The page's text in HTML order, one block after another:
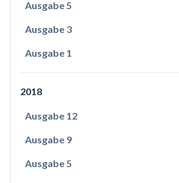
Ausgabe 5
Ausgabe 3
Ausgabe 1
2018
Ausgabe 12
Ausgabe 9
Ausgabe 5